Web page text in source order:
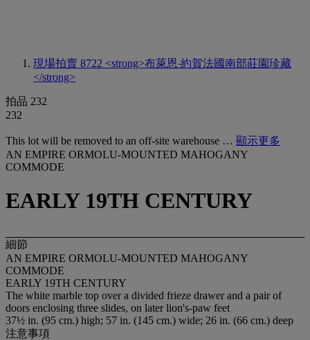
現場拍賣 8722 <strong>布萊恩‧約賀法國南部莊園珍藏
</strong>
拍品 232
232
This lot will be removed to an off-site warehouse … 顯示更多
AN EMPIRE ORMOLU-MOUNTED MAHOGANY
COMMODE
EARLY 19TH CENTURY
細節
AN EMPIRE ORMOLU-MOUNTED MAHOGANY
COMMODE
EARLY 19TH CENTURY
The white marble top over a divided frieze drawer and a pair of
doors enclosing three slides, on later lion's-paw feet
37½ in. (95 cm.) high; 57 in. (145 cm.) wide; 26 in. (66 cm.) deep
注意事項